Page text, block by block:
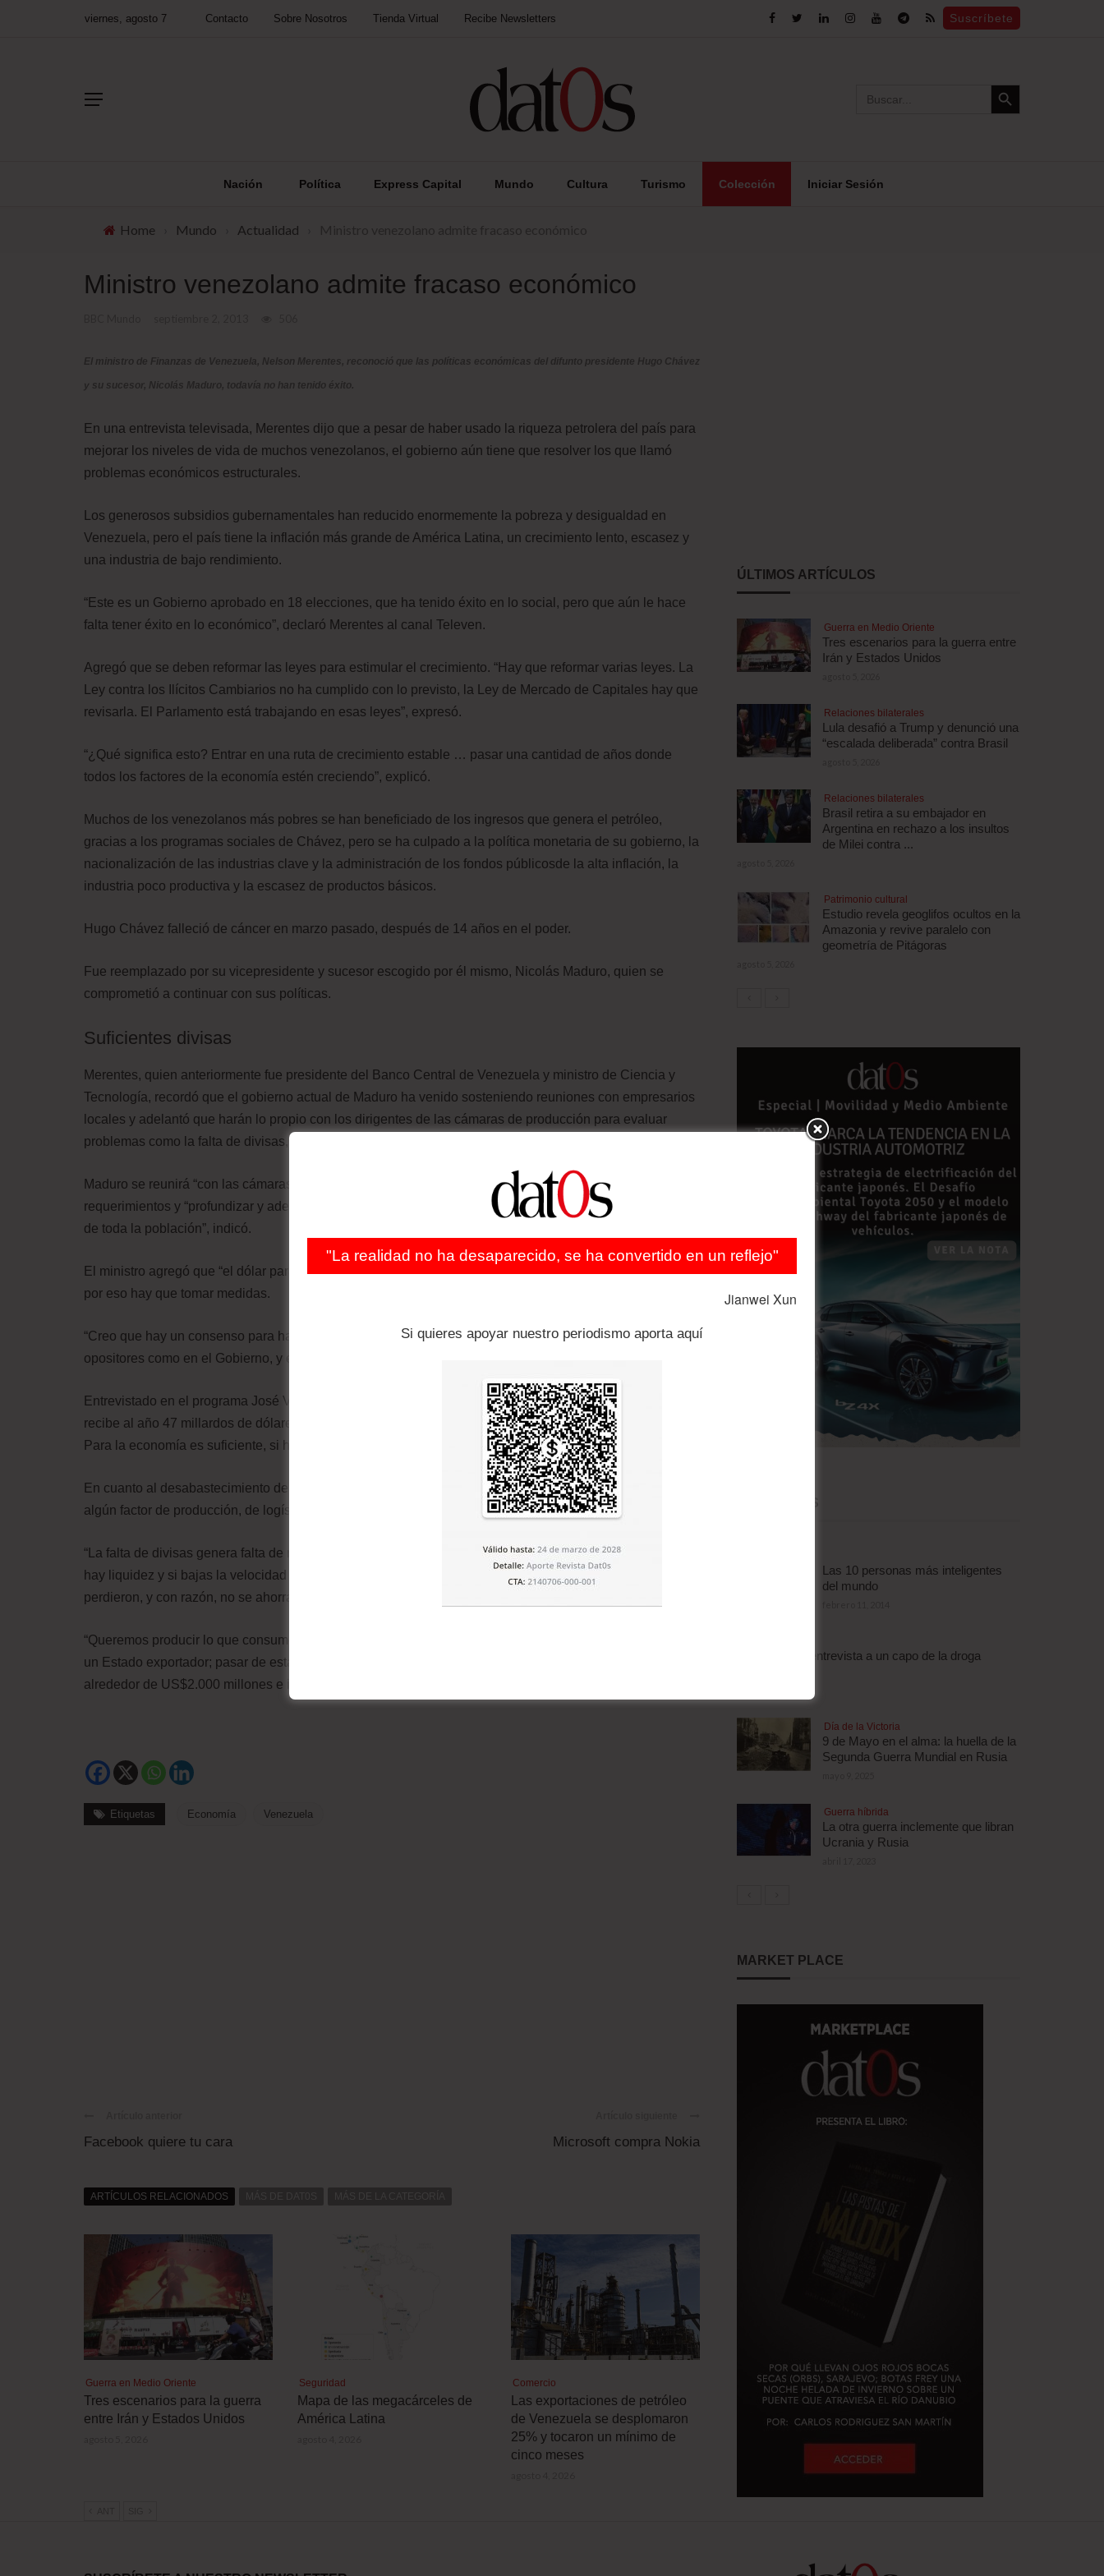
viernes, agosto 7 Contacto Sobre Nosotros Tienda Virtual Recibe Newsletters Suscríbete
for:
Search Button
Nación Política Express Capital Mundo Cultura Turismo Colección Iniciar Sesión
Home Mundo Actualidad
Ministro venezolano admite fracaso económico
El ministro de Finanzas de Venezuela, Nelson Merentes, reconoció que las políticas económicas del difunto presidente Hugo Chávez
y su sucesor, Nicolás Maduro, todavía no han tenido éxito.
En una entrevista televisada, Merentes dijo que a pesar de haber usado la riqueza petrolera del país para
mejorar los niveles de vida de muchos venezolanos, el gobierno aún tiene que resolver los que llamó
problemas económicos estructurales.
Los generosos subsidios gubernamentales han reducido enormemente la pobreza y desigualdad en
Venezuela, pero el país tiene la inflación más grande de América Latina, un crecimiento lento, escasez y
una industria de bajo rendimiento.
“Este es un Gobierno aprobado en 18 elecciones, que ha tenido éxito en lo social, pero que aún le hace
falta tener éxito en lo económico”, declaró Merentes al canal Televen.
Agregó que se deben reformar las leyes para estimular el crecimiento. “Hay que reformar varias leyes. La
Ley contra los Ilícitos Cambiarios no ha cumplido con lo previsto, la Ley de Mercado de Capitales hay que
revisarla. El Parlamento está trabajando en esas leyes”, expresó.
“¿Qué significa esto? Entrar en una ruta de crecimiento estable … pasar una cantidad de años donde
todos los factores de la economía estén creciendo”, explicó.
Muchos de los venezolanos más pobres se han beneficiado de los ingresos que genera el petróleo,
gracias a los programas sociales de Chávez, pero se ha culpado a la política monetaria de su gobierno, la
nacionalización de las industrias clave y la administración de los fondos públicosde la alta inflación, la
industria poco productiva y la escasez de productos básicos.
Hugo Chávez falleció de cáncer en marzo pasado, después de 14 años en el poder.
Fue reemplazado por su vicepresidente y sucesor escogido por él mismo, Nicolás Maduro, quien se
comprometió a continuar con sus políticas.
Suficientes divisas
Merentes, quien anteriormente fue presidente del Banco Central de Venezuela y ministro de Ciencia y
Tecnología, recordó que el gobierno actual de Maduro ha venido sosteniendo reuniones con empresarios
locales y adelantó que harán lo propio con los dirigentes de las cámaras de producción para evaluar
problemas como la falta de divisas, logística portuaria y reclamos laborales.
Maduro se reunirá “con las cámaras sectoriales y las cámaras regionales para tener la visión total” de sus
requerimientos y “profundizar y adelantar este esfuerzo para sostener la economía y buscar el bienestar
de toda la población”, indicó.
El ministro agregó que “el dólar paralelo perturba, el que pone la ansiedad en la sociedad venezolana” y
por eso hay que tomar medidas.
“Creo que hay un consenso para hacer cosas que aceleren la mejor conducta de la economía, tanto de
opositores como en el Gobierno, y el Parlamento está trabajando fuertemente”, expresó.
Entrevistado en el programa José Vicente Hoy, se refirió a la asignación de divisas, diciendo que el país
recibe al año 47 millardos de dólares y se preguntó “¿eso es suficiente o no? Claro que es suficiente.
Para la economía es suficiente, si hay atrasos se buscan (las divisas) y se les dan”.
En cuanto al desabastecimiento de productos, reconoció que “hay problemas con algunos rubros por
algún factor de producción, de logística y de consumo. No están adecuados para el sistema”.
“La falta de divisas genera falta de materia prima y no se pueden producir los bienes. El consumo sube si
hay liquidez y si bajas la velocidad de producción hay un desbalance. Además, las expectativas se
perdieron, y con razón, no se ahorra se buscan bienes y servicios”, especificó.
“Queremos producir lo que consume el venezolano” y “nos hemos planteado con el empresariado ir hacia
un Estado exportador; pasar de esta raquítica (fuente de divisas por) exportaciones que tenemos de
alrededor de US$2.000 millones e ir doblándola a US$4.000 a US$6.000 y US$8.000 millones”.
Etiquetas Economía Venezuela
Facebook quiere tu cara Microsoft compra Nokia
ARTÍCULOS RELACIONADOS
Guerra en Medio Oriente
Tres escenarios para la guerra
entre Irán y Estados Unidos
Seguridad
Mapa de las megacárceles de
América Latina
Comercio
Las exportaciones de petróleo
de Venezuela se desplomaron
25% y tocaron un mínimo de
cinco meses
ÚLTIMOS ARTÍCULOS
Guerra en Medio Oriente
Tres escenarios para la guerra entre
Irán y Estados Unidos
Relaciones bilaterales
Lula desafió a Trump y denunció una
“escalada deliberada” contra Brasil
Relaciones bilaterales
Brasil retira a su embajador en
Argentina en rechazo a los insultos
de Milei contra ...
Patrimonio cultural
Estudio revela geoglifos ocultos en la
Amazonia y revive paralelo con
geometría de Pitágoras
Las 10 personas más inteligentes
del mundo
Escalofriante entrevista a un capo de la droga
Día de la Victoria
9 de Mayo en el alma: la huella de la
Segunda Guerra Mundial en Rusia
Guerra híbrida
La otra guerra inclemente que libran
Ucrania y Rusia
MARKET PLACE
"La realidad no ha desaparecido, se ha convertido en un reflejo"
Jianwei Xun
Si quieres apoyar nuestro periodismo aporta aquí